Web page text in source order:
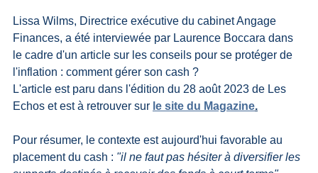
Lissa Wilms, Directrice exécutive du cabinet Angage
Finances, a été interviewée par Laurence Boccara dans
le cadre d'un article sur les conseils pour se protéger de
l'inflation : comment gérer son cash ?
L'article est paru dans l'édition du 28 août 2023 de Les
Echos et est à retrouver sur le site du Magazine.
Pour résumer, le contexte est aujourd'hui favorable au
placement du cash : "il ne faut pas hésiter à diversifier les